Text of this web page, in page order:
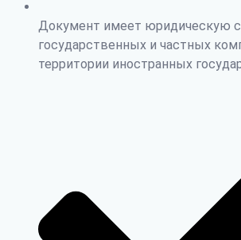
Документ имеет юридическую
государственных и частных
территории иностранных